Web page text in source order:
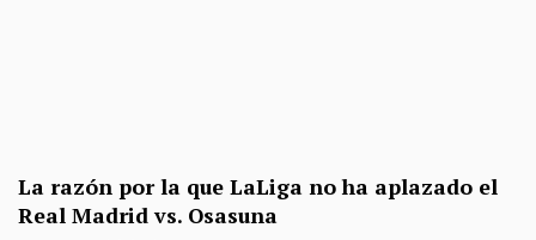
La razón por la que LaLiga no ha aplazado el
Real Madrid vs. Osasuna